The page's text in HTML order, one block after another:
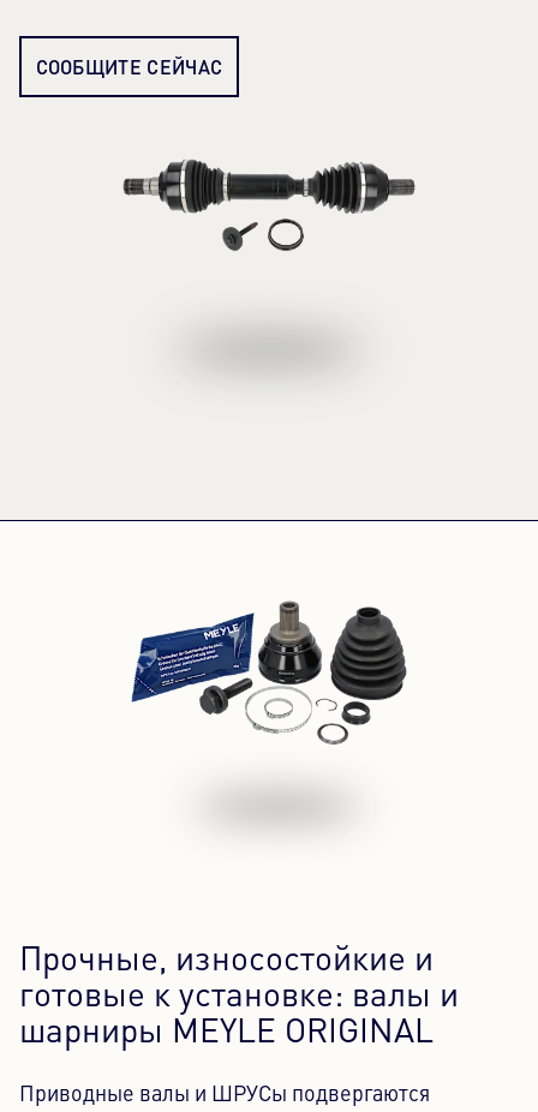
СООБЩИТЕ СЕЙЧАС
Прочные, износостойкие и
готовые к установке: валы и
шарниры MEYLE ORIGINAL
Приводные валы и ШРУСы подвергаются